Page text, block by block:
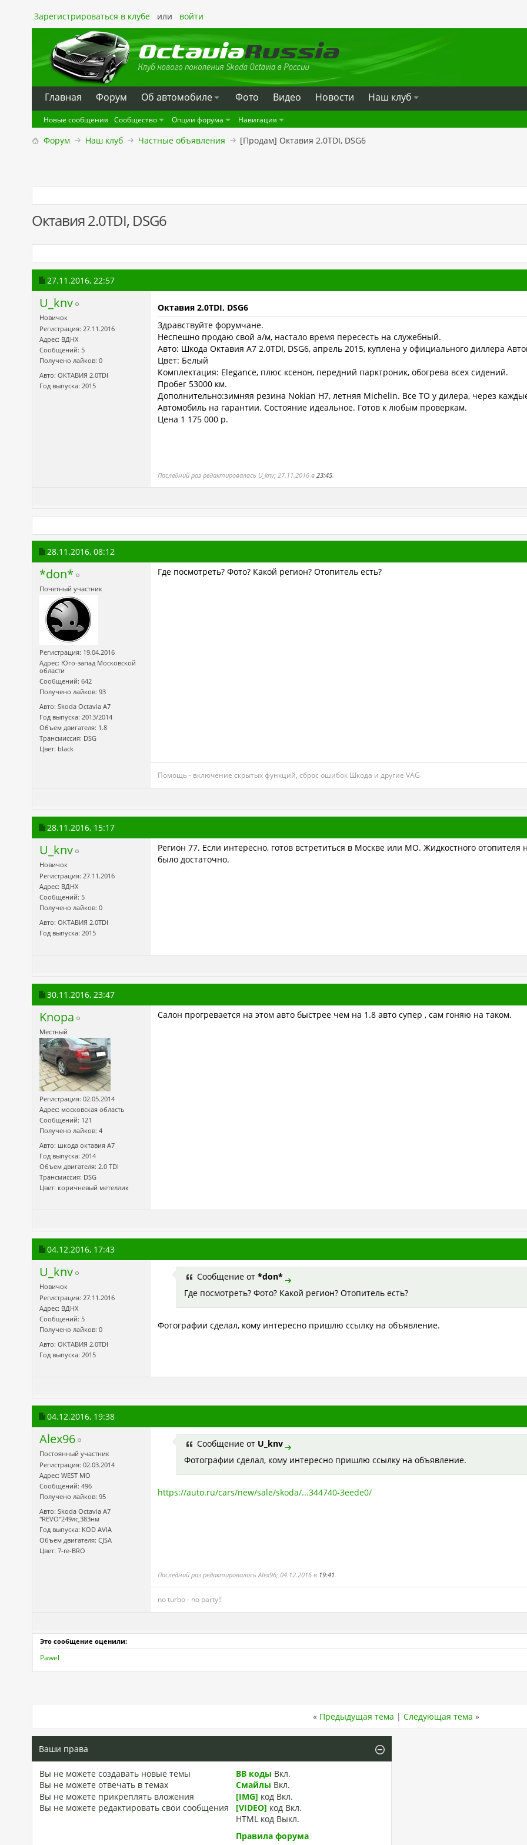
Зарегистрироваться в клубе или войти
Главная Форум Oб автомобиле Фото Видео Новости Наш клуб
Новые сообщения Сообщество Опции форума Навигация
Форум Наш клуб Частные объявления [Продам] Октавия 2.0TDI, DSG6
Октавия 2.0TDI, DSG6
27.11.2016, 22:57
U_knv
Новичок
Регистрация: 27.11.2016
Адрес: ВДНХ
Сообщений: 5
Получено лайков: 0
Авто: ОКТАВИЯ 2.0TDI
Год выпуска: 2015
Октавия 2.0TDI, DSG6
Здравствуйте форумчане.
Неспешно продаю свой а/м, настало время пересесть на служебный.
Авто: Шкода Октавия А7 2.0TDI, DSG6, апрель 2015, куплена у официального диллера
Цвет: Белый
Комплектация: Elegance, плюс ксенон, передний парктроник, обогрева всех сидений.
Пробег 53000 км.
Дополнительно:зимняя резина Nokian H7, летняя Michelin. Все ТО у дилера, через
Автомобиль на гарантии. Состояние идеальное. Готов к любым проверкам.
Цена 1 175 000 р.
Последний раз редактировалось U_knv; 27.11.2016 в 23:45.
28.11.2016, 08:12
*don*
Почетный участник
Регистрация: 19.04.2016
Адрес: Юго-запад Московской
области
Сообщений: 642
Получено лайков: 93
Авто: Skoda Octavia А7
Год выпуска: 2013/2014
Объем двигателя: 1.8
Трансмиссия: DSG
Цвет: black
Где посмотреть? Фото? Какой регион? Отопитель есть?
Помощь - включение скрытых функций, сброс ошибок Шкода и другие VAG
28.11.2016, 15:17
U_knv
Новичок
Регистрация: 27.11.2016
Адрес: ВДНХ
Сообщений: 5
Получено лайков: 0
Авто: ОКТАВИЯ 2.0TDI
Год выпуска: 2015
Регион 77. Если интересно, готов встретиться в Москве или МО. Жидкостного
было достаточно.
30.11.2016, 23:47
Knopa
Местный
Регистрация: 02.05.2014
Адрес: московская область
Сообщений: 121
Получено лайков: 4
Авто: шкода октавия А7
Год выпуска: 2014
Объем двигателя: 2.0 TDI
Трансмиссия: DSG
Цвет: коричневый метеллик
Салон прогревается на этом авто быстрее чем на 1.8 авто супер , сам гоняю на таком.
04.12.2016, 17:43
U_knv
Новичок
Регистрация: 27.11.2016
Адрес: ВДНХ
Сообщений: 5
Получено лайков: 0
Авто: ОКТАВИЯ 2.0TDI
Год выпуска: 2015
Сообщение от *don*
Где посмотреть? Фото? Какой регион? Отопитель есть?
Фотографии сделал, кому интересно пришлю ссылку на объявление.
04.12.2016, 19:38
Alex96
Постоянный участник
Регистрация: 02.03.2014
Адрес: WEST МО
Сообщений: 496
Получено лайков: 95
Авто: Skoda Octavia A7
"REVO"249лс,383нм
Год выпуска: KOD AVIA
Объем двигателя: CJSA
Цвет: 7-re-BRO
Сообщение от U_knv
Фотографии сделал, кому интересно пришлю ссылку на объявление.
https://auto.ru/cars/new/sale/skoda/...344740-3eede0/
Последний раз редактировалось Alex96; 04.12.2016 в 19:41.
no turbo - no party!!
Это сообщение оценили:
Pawel
« Предыдущая тема | Следующая тема »
Ваши права
Вы не можете создавать новые темы
Вы не можете отвечать в темах
Вы не можете прикреплять вложения
Вы не можете редактировать свои сообщения
BB коды Вкл.
Смайлы Вкл.
[IMG] код Вкл.
[VIDEO] код Вкл.
HTML код Выкл.
Правила форума